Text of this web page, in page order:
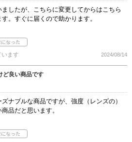
したが、こちらに変更してからはこちら
。すぐに届くので助かります。
います 2024/08/14
ど良い商品です
ナブルな商品ですが、強度（レンズの）
品だと思います。